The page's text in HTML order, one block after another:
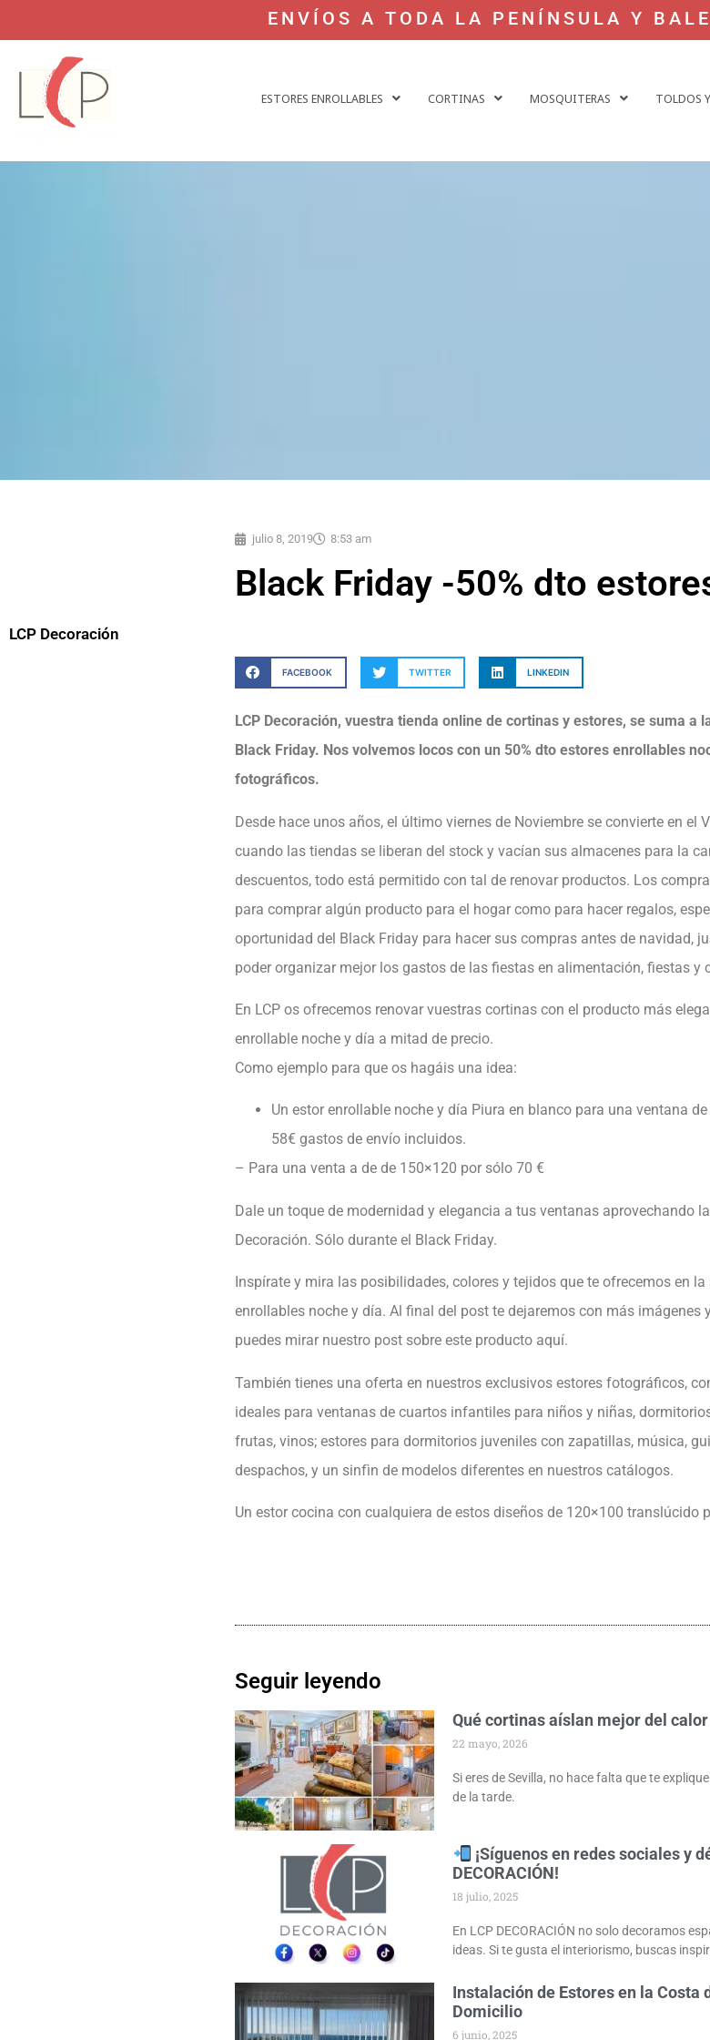
ENVÍOS A TODA LA PENÍNSULA Y
ESTORES ENROLLABLES CORTINAS MOSQUITERAS TOLDOS
LCP Decoración
julio 8, 2019 8:53 am
Black Friday -50% dto
FACEBOOK TWITTER LINKEDIN
LCP Decoración, vuestra tienda online de cortinas y estores, se suma a
Black Friday. Nos volvemos locos con un 50% dto estores enrollables
fotográficos.
Desde hace unos años, el último viernes de Noviembre se convierte en el
cuando las tiendas se liberan del stock y vacían sus almacenes para la
descuentos, todo está permitido con tal de renovar productos. Los
para comprar algún producto para el hogar como para hacer regalos,
oportunidad del Black Friday para hacer sus compras antes de navidad,
poder organizar mejor los gastos de las fiestas en alimentación, fiestas y
En LCP os ofrecemos renovar vuestras cortinas con el producto más
enrollable noche y día a mitad de precio.
Como ejemplo para que os hagáis una idea:
Un estor enrollable noche y día Piura en blanco para una ventana
58€ gastos de envío incluidos.
– Para una venta a de de 150×120 por sólo 70 €
Dale un toque de modernidad y elegancia a tus ventanas aprovechando
Decoración. Sólo durante el Black Friday.
Inspírate y mira las posibilidades, colores y tejidos que te ofrecemos en
enrollables noche y día. Al final del post te dejaremos con más imágenes
puedes mirar nuestro post sobre este producto aquí.
También tienes una oferta en nuestros exclusivos estores fotográficos,
ideales para ventanas de cuartos infantiles para niños y niñas,
frutas, vinos; estores para dormitorios juveniles con zapatillas, música,
despachos, y un sinfìn de modelos diferentes en nuestros catálogos.
Un estor cocina con cualquiera de estos diseños de 120×100 translúcido
Seguir leyendo
Qué cortinas aíslan mejor del
22 mayo, 2026
Si eres de Sevilla, no hace falta que te
de la tarde.
¡Síguenos en redes sociales y
DECORACIÓN!
18 julio, 2025
En LCP DECORACIÓN no solo decoramos
ideas. Si te gusta el interiorismo, buscas
Instalación de Estores en la Costa
Domicilio
6 junio, 2025